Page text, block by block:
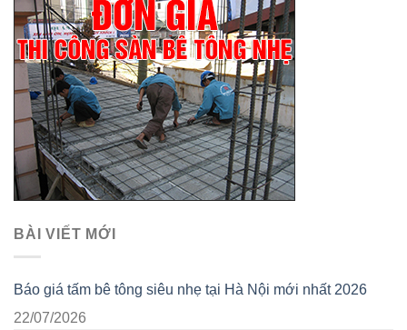
BÀI VIẾT MỚI
Báo giá tấm bê tông siêu nhẹ tại Hà Nội mới nhất 2026
22/07/2026